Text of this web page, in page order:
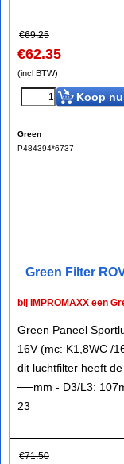
€69.25
€62.35
(incl BTW)
Koop nu
Green
P484394*6737
Green Filter
bij IMPROMAXX een
Green Paneel
16V (mc: K1,8WC /
dit luchtfilter heeft
──mm - D3/L3:
23
€71.50